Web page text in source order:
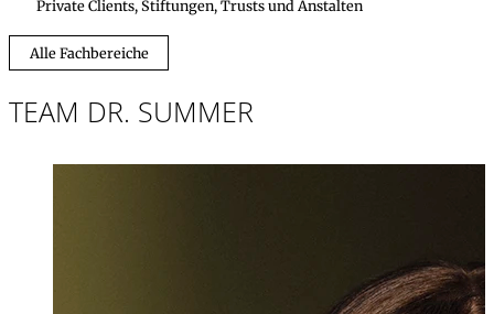
Private Clients, Stiftungen, Trusts und Anstalten
Alle Fachbereiche
TEAM DR. SUMMER
Partnerin,
+423 235 8181